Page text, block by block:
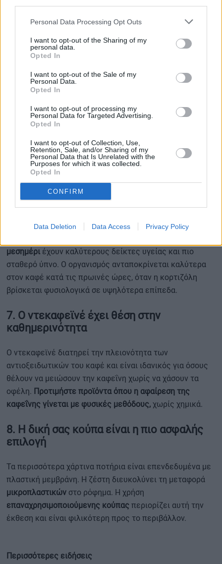
Personal Data Processing Opt Outs
I want to opt-out of the Sharing of my
personal data.
Opted In
I want to opt-out of the Sale of my
Personal Data.
Opted In
I want to opt-out of processing my
Personal Data for Targeted Advertising.
Opted In
I want to opt-out of Collection, Use,
Retention, Sale, and/or Sharing of my
Personal Data that Is Unrelated with the
Purposes for which it was collected.
Opted In
CONFIRM
Data Deletion Data Access Privacy Policy
5. Κανέλα ή κακάο: Μικρές προσθήκες,
μεγάλα οφέλη
Αν επιθυμείτε λίγη γεύση παραπάνω, η κανέλα και το
καθαρό κακάο είναι πολύ καλύτερες επιλογές από τη
το συνολικό όφελος του καφέ. Η μόνη προσοχή που
χρειάζεται είναι στα έτοιμα μείγματα κανέλας των
6. Το σωστό timing κάνει τη διαφορά
Η καφεΐνη αργά το απόγευμα διαταράσσει την ποιότητα
του ύπνου, ακόμη και όταν νομίζουμε πως «δεν μας
μεσημέρι έχουν καλύτερους δείκτες υγείας και πιο
σταθερό ύπνο. Ο οργανισμός ανταποκρίνεται καλύτερα
στον καφέ κατά τις πρωινές ώρες, όταν η κορτιζόλη
βρίσκεται φυσιολογικά σε υψηλότερα επίπεδα.
7. Ο ντεκαφεϊνέ έχει θέση στην
καθημερινότητα
Ο ντεκαφεϊνέ διατηρεί την πλειονότητα των
αντιοξειδωτικών του καφέ και είναι ιδανικός για όσους
θέλουν να μειώσουν την καφεΐνη χωρίς να χάσουν τα
οφέλη. Προτιμήστε προϊόντα όπου η αφαίρεση της
καφεΐνης γίνεται με φυσικές μεθόδους, χωρίς χημικά.
8. Η δική σας κούπα είναι η πιο ασφαλής
επιλογή
Τα περισσότερα χάρτινα ποτήρια είναι επενδεδυμένα με
πλαστική μεμβράνη. Η ζέστη διευκολύνει τη μεταφορά
μικροπλαστικών στο ρόφημα. Η χρήση
επαναχρησιμοποιούμενης κούπας περιορίζει αυτή την
έκθεση και είναι φιλικότερη προς το περιβάλλον.
Περισσότερες ειδήσεις